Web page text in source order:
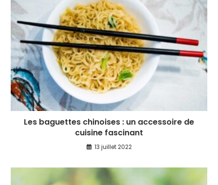
Les baguettes chinoises : un accessoire de
cuisine fascinant
13 juillet 2022